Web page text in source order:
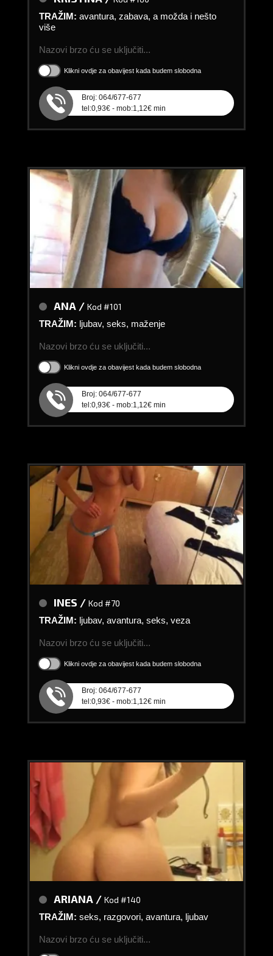
TRAŽIM: avantura, zabava, a možda i nešto
više
Nazovi brzo ću se uključiti...
Klikni ovdje za obavijest kada budem slobodna
Broj: 064/677-677
tel:0,93€ - mob:1,12€ min
ANA / Kod #101
TRAŽIM: ljubav, seks, maženje
Nazovi brzo ću se uključiti...
Klikni ovdje za obavijest kada budem slobodna
Broj: 064/677-677
tel:0,93€ - mob:1,12€ min
INES / Kod #70
TRAŽIM: ljubav, avantura, seks, veza
Nazovi brzo ću se uključiti...
Klikni ovdje za obavijest kada budem slobodna
Broj: 064/677-677
tel:0,93€ - mob:1,12€ min
ARIANA / Kod #140
TRAŽIM: seks, razgovori, avantura, ljubav
Nazovi brzo ću se uključiti...